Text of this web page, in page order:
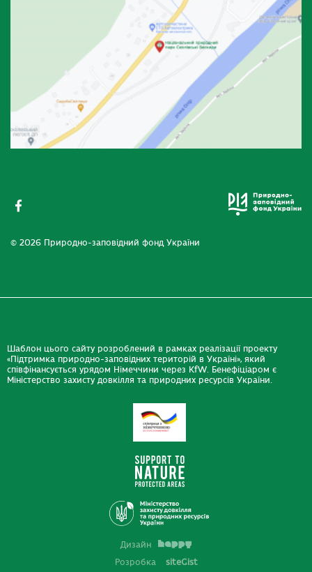
© 2026 Природно-заповідний фонд України
Шаблон цього сайту розроблений в рамках реалізації проекту
«Підтримка природно-заповідних територій в Україні», який
співфінансується урядом Німеччини через KfW. Бенефіціаром є
Міністерство захисту довкілля та природних ресурсів України.
Дизайн
Розробка
siteGist